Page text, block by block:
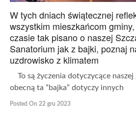
W tych dniach świątecznej
wszystkim mieszkańcom
czasie tak pisano o naszej
Sanatorium jak z bajki, poznaj
uzdrowisko z klimatem
To są życzenia dotyczycące
obecną ta ”bajka” dotyczy innych
Posted On 22 gru 2023